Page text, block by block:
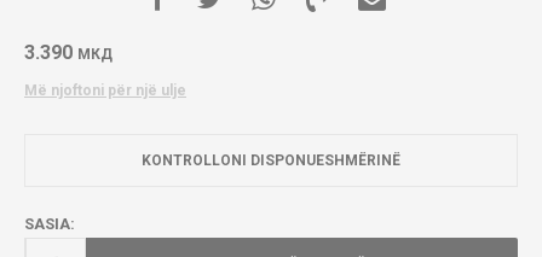
3.390 МКД
Më njoftoni për një ulje
KONTROLLONI DISPONUESHMËRINË
SASIA: